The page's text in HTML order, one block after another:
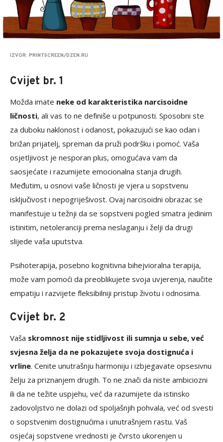
IZVOR: PRINTSCREEN/DZEN.RU
Cvijet br. 1
Možda imate neke od karakteristika narcisoidne
ličnosti, ali vas to ne definiše u potpunosti. Sposobni ste
za duboku naklonost i odanost, pokazujući se kao odan i
brižan prijatelj, spreman da pruži podršku i pomoć. Vaša
osjetljivost je nesporan plus, omogućava vam da
saosjećate i razumijete emocionalna stanja drugih.
Međutim, u osnovi vaše ličnosti je vjera u sopstvenu
isključivost i nepogriješivost. Ovaj narcisoidni obrazac se
manifestuje u težnji da se sopstveni pogled smatra jedinim
istinitim, netoleranciji prema neslaganju i želji da drugi
slijede vaša uputstva.
Psihoterapija, posebno kognitivna bihejvioralna terapija,
može vam pomoći da preoblikujete svoja uvjerenja, naučite
empatiju i razvijete fleksibilniji pristup životu i odnosima.
Cvijet br. 2
Vaša skromnost nije stidljivost ili sumnja u sebe, već
svjesna želja da ne pokazujete svoja dostignuća i
vrline. Cenite unutrašnju harmoniju i izbjegavate opsesivnu
želju za priznanjem drugih. To ne znači da niste ambiciozni
ili da ne težite uspjehu, već da razumijete da istinsko
zadovoljstvo ne dolazi od spoljašnjih pohvala, već od svesti
o sopstvenim dostignućima i unutrašnjem rastu. Vaš
osjećaj sopstvene vrednosti je čvrsto ukorenjen u